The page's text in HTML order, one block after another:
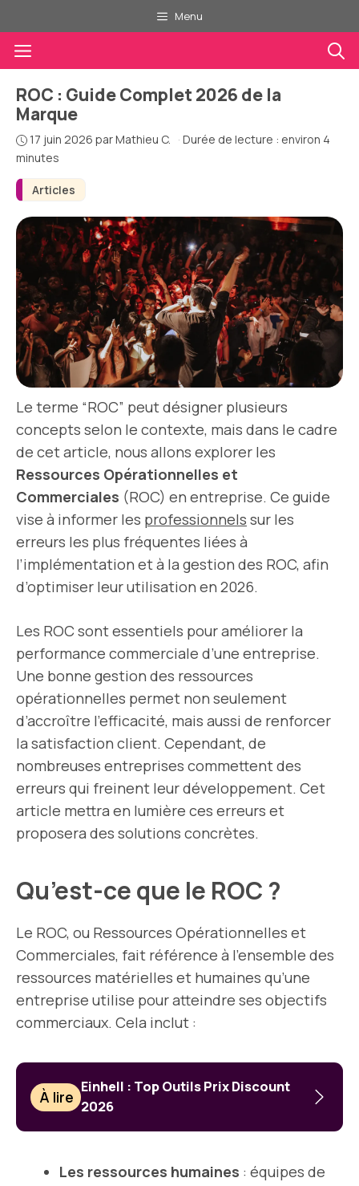
au
contenu
Menu
Menu
Articles
ROC : Guide Complet 2026 de la
Marque
17 juin 2026 parMathieu C. · Durée de lecture : environ 4
minutes
Le terme “ROC” peut désigner plusieurs
concepts selon le contexte, mais dans le cadre
de cet article, nous allons explorer les
Ressources Opérationnelles et
Commerciales (ROC) en entreprise. Ce guide
vise à informer les professionnels sur les
erreurs les plus fréquentes liées à
l’implémentation et à la gestion des ROC, afin
d’optimiser leur utilisation en 2026.
Les ROC sont essentiels pour améliorer la
performance commerciale d’une entreprise.
Une bonne gestion des ressources
opérationnelles permet non seulement
d’accroître l’efficacité, mais aussi de renforcer
la satisfaction client. Cependant, de
nombreuses entreprises commettent des
erreurs qui freinent leur développement. Cet
article mettra en lumière ces erreurs et
proposera des solutions concrètes.
Qu’est-ce que le ROC ?
Le ROC, ou Ressources Opérationnelles et
Commerciales, fait référence à l’ensemble des
ressources matérielles et humaines qu’une
entreprise utilise pour atteindre ses objectifs
commerciaux. Cela inclut :
À lire
Einhell : Top Outils Prix Discount
2026
Les ressources humaines : équipes de